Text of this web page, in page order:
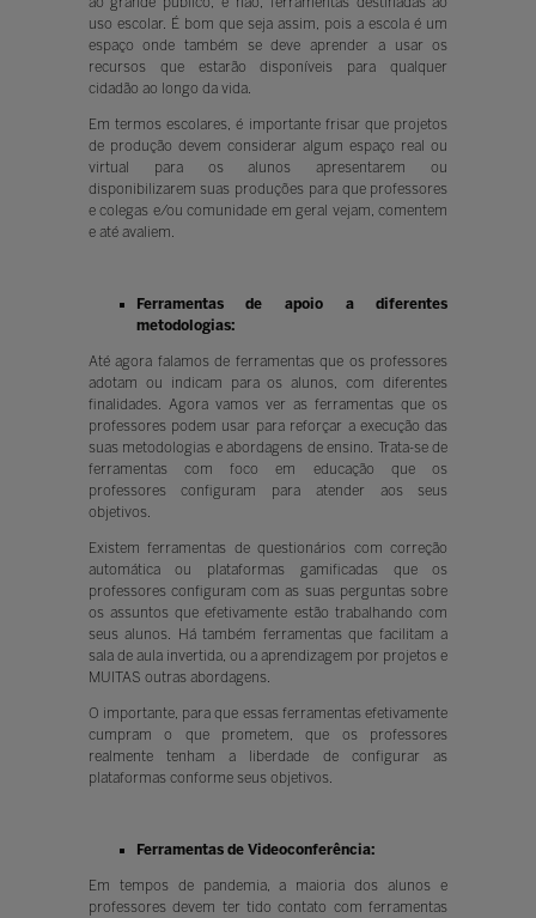
uso escolar. É bom que seja assim, pois a escola é um
espaço onde também se deve aprender a usar os
recursos que estarão disponíveis para qualquer
cidadão ao longo da vida.
Em termos escolares, é importante frisar que projetos
de produção devem considerar algum espaço real ou
virtual para os alunos apresentarem ou
disponibilizarem suas produções para que professores
e colegas e/ou comunidade em geral vejam, comentem
e até avaliem.
Ferramentas de apoio a diferentes
metodologias:
Até agora falamos de ferramentas que os professores
adotam ou indicam para os alunos, com diferentes
finalidades. Agora vamos ver as ferramentas que os
professores podem usar para reforçar a execução das
suas metodologias e abordagens de ensino. Trata-se de
ferramentas com foco em educação que os
professores configuram para atender aos seus
objetivos.
Existem ferramentas de questionários com correção
automática ou plataformas gamificadas que os
professores configuram com as suas perguntas sobre
os assuntos que efetivamente estão trabalhando com
seus alunos. Há também ferramentas que facilitam a
sala de aula invertida, ou a aprendizagem por projetos e
MUITAS outras abordagens.
O importante, para que essas ferramentas efetivamente
cumpram o que prometem, que os professores
realmente tenham a liberdade de configurar as
plataformas conforme seus objetivos.
Ferramentas de Videoconferência:
Em tempos de pandemia, a maioria dos alunos e
professores devem ter tido contato com ferramentas